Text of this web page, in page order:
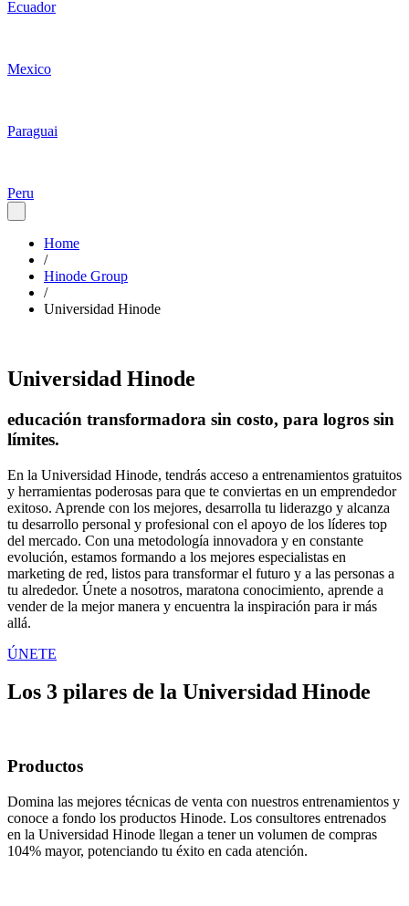
Ecuador
Mexico
Paraguai
Peru
Home
/
Hinode Group
/
Universidad Hinode
Universidad Hinode
educación transformadora sin costo, para logros sin
límites.
En la Universidad Hinode, tendrás acceso a entrenamientos gratuitos
y herramientas poderosas para que te conviertas en un emprendedor
exitoso. Aprende con los mejores, desarrolla tu liderazgo y alcanza
tu desarrollo personal y profesional con el apoyo de los líderes top
del mercado. Con una metodología innovadora y en constante
evolución, estamos formando a los mejores especialistas en
marketing de red, listos para transformar el futuro y a las personas a
tu alrededor. Únete a nosotros, maratona conocimiento, aprende a
vender de la mejor manera y encuentra la inspiración para ir más
allá.
ÚNETE
Los 3 pilares de la Universidad Hinode
Productos
Domina las mejores técnicas de venta con nuestros entrenamientos y
conoce a fondo los productos Hinode. Los consultores entrenados
en la Universidad Hinode llegan a tener un volumen de compras
104% mayor, potenciando tu éxito en cada atención.